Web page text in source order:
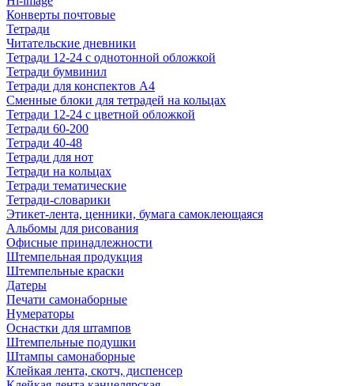
Конверты почтовые
Тетради
Читательские дневники
Тетради 12-24 с однотонной обложкой
Тетради бумвинил
Тетради для конспектов А4
Сменные блоки для тетрадей на кольцах
Тетради 12-24 с цветной обложкой
Тетради 60-200
Тетради 40-48
Тетради для нот
Тетради на кольцах
Тетради тематические
Тетради-словарики
Этикет-лента, ценники, бумага самоклеющаяся
Альбомы для рисования
Офисные принадлежности
Штемпельная продукция
Штемпельные краски
Датеры
Печати самонаборные
Нумераторы
Оснастки для штампов
Штемпельные подушки
Штампы самонаборные
Клейкая лента, скотч, диспенсер